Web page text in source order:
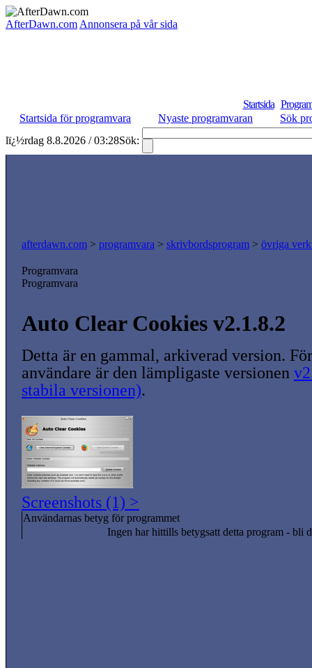
AfterDawn.com Annonsera på vår sida
Startsida
Startsida för programvara
Nyaste programvaran
Sök
lï¿½rdag 8.8.2026 / 03:28Sök:
afterdawn.com > programvara > skrivbordsprogram > övriga
Programvara
Programvara
Auto Clear Cookies v2.1.8.2
Detta är en gammal, arkiverad version.
användare är den lämpligaste versionen
stabila versionen).
Screenshots (1) >
Användarnas betyg för programmet
Ingen har hittills betygsatt detta program - bli